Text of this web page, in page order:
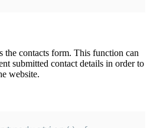
the contacts form. This function can
submitted contact details in order to
website.